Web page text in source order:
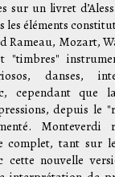
sur un livret
les éléments
Rameau, Mozart,
danses,
cependant que
depuis le
Monteverdi
complet, tant sur
cette nouvelle